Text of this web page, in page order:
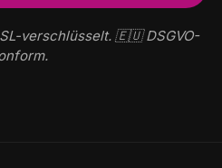
verschlüsselt. 🇪🇺 DSGVO-